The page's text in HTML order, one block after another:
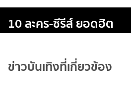
10 ละคร-ซีรีส์ ยอดฮิต
ข่าวบันเทิงที่เกี่ยวข้อง